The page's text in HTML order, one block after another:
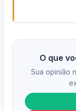
O que
Sua opinião